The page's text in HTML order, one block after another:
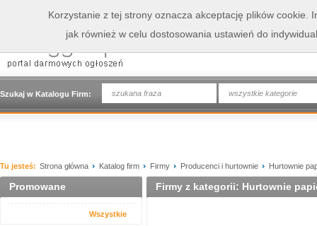
Szukaj w Katalogu Firm: wszystkie kategorie
Tu jesteś: Strona główna Katalog firm Firmy Producenci i hurtownie Hurtownie
Promowane
Wszystkie
Firmy z kategorii: Hurtownie
Korzystanie z tej strony oznacza akceptację plików cookie.
jak również w celu dostosowania ustawień do